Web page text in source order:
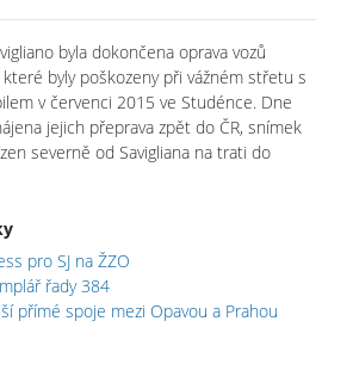
byla dokončena oprava vozů
byly poškozeny při vážném střetu s
v červenci 2015 ve Studénce. Dne
jejich přeprava zpět do ČR, snímek
severně od Savigliana na trati do
pro SJ na ŽZO
řady 384
přímé spoje mezi Opavou a Prahou